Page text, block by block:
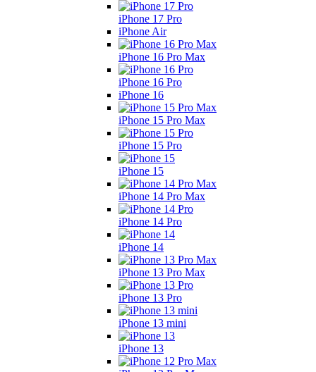
iPhone 17 Pro
iPhone Air
iPhone 16 Pro Max
iPhone 16 Pro
iPhone 16
iPhone 15 Pro Max
iPhone 15 Pro
iPhone 15
iPhone 14 Pro Max
iPhone 14 Pro
iPhone 14
iPhone 13 Pro Max
iPhone 13 Pro
iPhone 13 mini
iPhone 13